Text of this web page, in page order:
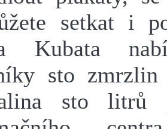
setkat i
Kubata
sto
sto litrů